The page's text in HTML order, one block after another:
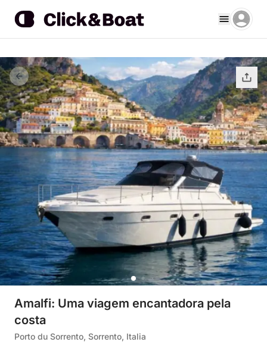
Amalfi: Uma viagem encantadora pela
costa
Porto du Sorrento, Sorrento, Italia